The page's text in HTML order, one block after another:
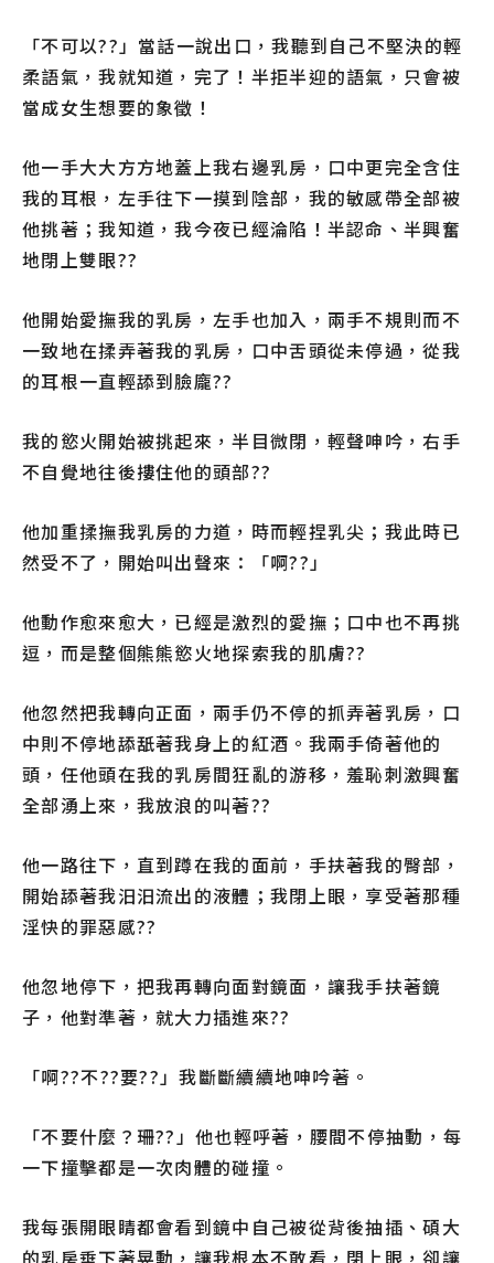
「不可以??」當話一說出口，我聽到自己不堅決的輕
柔語氣，我就知道，完了！半拒半迎的語氣，只會被
當成女生想要的象徵！
他一手大大方方地蓋上我右邊乳房，口中更完全含住
我的耳根，左手往下一摸到陰部，我的敏感帶全部被
他挑著；我知道，我今夜已經淪陷！半認命、半興奮
地閉上雙眼??
他開始愛撫我的乳房，左手也加入，兩手不規則而不
一致地在揉弄著我的乳房，口中舌頭從未停過，從我
的耳根一直輕舔到臉龐??
我的慾火開始被挑起來，半目微閉，輕聲呻吟，右手
不自覺地往後摟住他的頭部??
他加重揉撫我乳房的力道，時而輕捏乳尖；我此時已
然受不了，開始叫出聲來：「啊??」
他動作愈來愈大，已經是激烈的愛撫；口中也不再挑
逗，而是整個熊熊慾火地探索我的肌膚??
他忽然把我轉向正面，兩手仍不停的抓弄著乳房，口
中則不停地舔舐著我身上的紅酒。我兩手倚著他的
頭，任他頭在我的乳房間狂亂的游移，羞恥刺激興奮
全部湧上來，我放浪的叫著??
他一路往下，直到蹲在我的面前，手扶著我的臀部，
開始舔著我汨汨流出的液體；我閉上眼，享受著那種
淫快的罪惡感??
他忽地停下，把我再轉向面對鏡面，讓我手扶著鏡
子，他對準著，就大力插進來??
「啊??不??要??」我斷斷續續地呻吟著。
「不要什麼？珊??」他也輕呼著，腰間不停抽動，每
一下撞擊都是一次肉體的碰撞。
我每張開眼睛都會看到鏡中自己被從背後抽插、碩大
的乳房垂下著晃動，讓我根本不敢看，閉上眼，卻讓